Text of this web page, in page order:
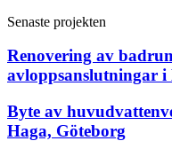
Senaste projekten
Renovering av
avloppsanslutningar i
Byte av
Haga, Göteborg